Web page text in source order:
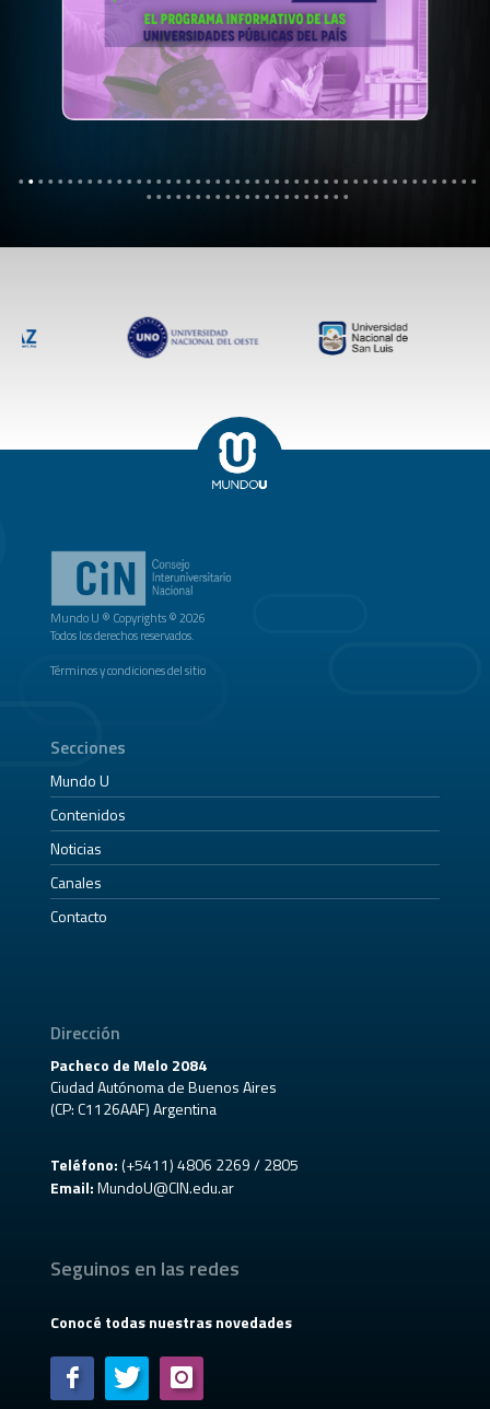
Mundo U ® Copyrights © 2026
Todos los derechos reservados.
Términos y condiciones del sitio
Secciones
Mundo U
Contenidos
Noticias
Canales
Contacto
Dirección
Pacheco de Melo 2084
Ciudad Autónoma de Buenos Aires
(CP: C1126AAF) Argentina
Teléfono:(+5411) 4806 2269 / 2805
Email: MundoU@CIN.edu.ar
Seguinos en las redes
Conocé todas nuestras novedades